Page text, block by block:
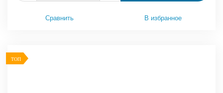
Сравнить В избранное
ТОП